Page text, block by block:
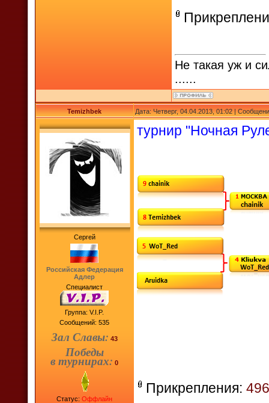
Не такая уж и
......
Temizhbek Дата: Четверг, 04.04.2013, 01:02 |
Сергей
Российская Федерация
Адлер
Специалист
Группа: V.I.P.
Сообщений:535
Зал Славы: 43
Победы
в турнирах: 0
Статус:Оффлайн
турнир "Ночная
Прикрепления: